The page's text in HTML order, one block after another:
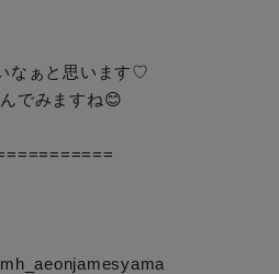
なぁと思います♡
でみますね😊